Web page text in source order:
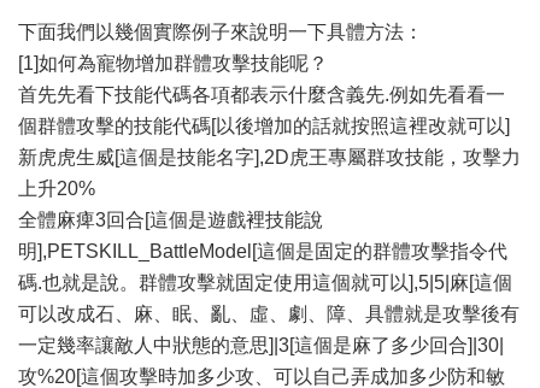
下面我們以幾個實際例子來說明一下具體方法：
[1]如何為寵物增加群體攻擊技能呢？
首先先看下技能代碼各項都表示什麼含義先.例如先看看一
個群體攻擊的技能代碼[以後增加的話就按照這裡改就可以]
新虎虎生威[這個是技能名字],2D虎王專屬群攻技能，攻擊力
上升20%
全體麻痺3回合[這個是遊戲裡技能說
明],PETSKILL_BattleModel[這個是固定的群體攻擊指令代
碼.也就是說。群體攻擊就固定使用這個就可以],5|5|麻[這個
可以改成石、麻、眠、亂、虛、劇、障、具體就是攻擊後有
一定幾率讓敵人中狀態的意思]|3[這個是麻了多少回合]|30|
攻%20[這個攻擊時加多少攻、可以自己弄成加多少防和敏